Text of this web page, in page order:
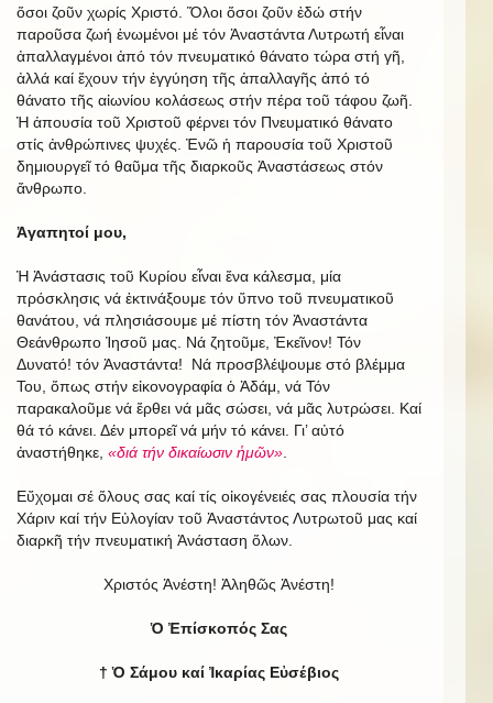
ὅσοι ζοῦν χωρίς Χριστό. Ὅλοι ὅσοι ζοῦν ἐδώ στήν
παροῦσα ζωή ἑνωμένοι μέ τόν Ἀναστάντα Λυτρωτή εἶναι
ἀπαλλαγμένοι ἀπό τόν πνευματικό θάνατο τώρα στή γῆ,
ἀλλά καί ἔχουν τήν ἐγγύηση τῆς ἀπαλλαγῆς ἀπό τό
θάνατο τῆς αἰωνίου κολάσεως στήν πέρα τοῦ τάφου ζωῆ.
Ἡ ἀπουσία τοῦ Χριστοῦ φέρνει τόν Πνευματικό θάνατο
στίς ἀνθρώπινες ψυχές. Ἐνῶ ἡ παρουσία τοῦ Χριστοῦ
δημιουργεῖ τό θαῦμα τῆς διαρκοῦς Ἀναστάσεως στόν
ἄνθρωπο.
Ἀγαπητοί μου,
Ἡ Ἀνάστασις τοῦ Κυρίου εἶναι ἕνα κάλεσμα, μία
πρόσκλησις νά ἐκτινάξουμε τόν ὕπνο τοῦ πνευματικοῦ
θανάτου, νά πλησιάσουμε μέ πίστη τόν Ἀναστάντα
Θεάνθρωπο Ἰησοῦ μας. Νά ζητοῦμε, Ἐκεῖνον! Τόν
Δυνατό! τόν Ἀναστάντα! Νά προσβλέψουμε στό βλέμμα
Του, ὅπως στήν εἰκονογραφία ὁ Ἀδάμ, νά Τόν
παρακαλοῦμε νά ἔρθει νά μᾶς σώσει, νά μᾶς λυτρώσει. Καί
θά τό κάνει. Δέν μπορεῖ νά μήν τό κάνει. Γι’ αὐτό
ἀναστήθηκε, «διά τήν δικαίωσιν ἡμῶν»
Εὔχομαι σέ ὅλους σας καί τίς οἰκογένειές σας πλουσία τήν
Χάριν καί τήν Εὐλογίαν τοῦ Ἀναστάντος Λυτρωτοῦ μας καί
διαρκῆ τήν πνευματική Ἀνάσταση ὅλων.
Χριστός Ἀνέστη! Ἀληθῶς Ἀνέστη!
Ὁ Ἐπίσκοπός Σας
† Ὁ Σάμου καί Ἰκαρίας Εὐσέβιος